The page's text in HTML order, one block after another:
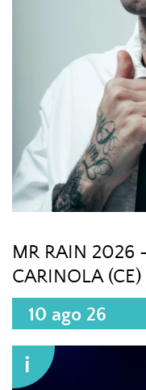
MR RAIN 2026
CARINOLA (CE)
10 ago 26
i